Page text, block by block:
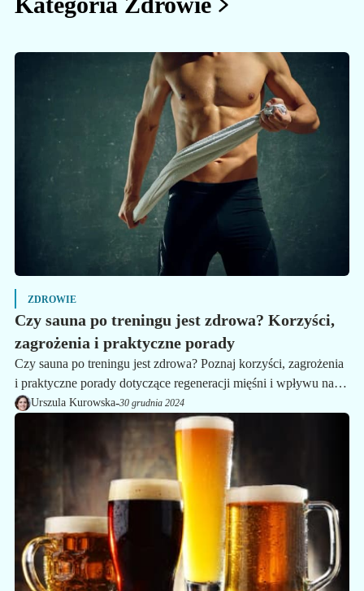
ZDROWIE
Czy sauna po treningu jest zdrowa? Korzyści,
zagrożenia i praktyczne porady
Czy sauna po treningu jest zdrowa? Poznaj korzyści, zagrożenia
i praktyczne porady dotyczące regeneracji mięśni i wpływu na
zdrowie po wysiłku.
Urszula Kurowska-30 grudnia 2024